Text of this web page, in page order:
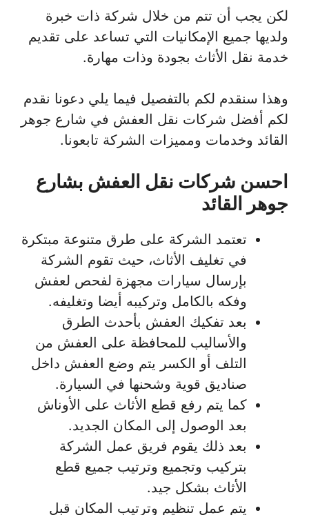
لكن يجب أن تتم من خلال شركة ذات خبرة
ولديها جميع الإمكانيات التي تساعد على تقديم
خدمة نقل الأثاث بجودة وذات مهارة.
وهذا سنقدم لكم بالتفصيل فيما يلي دعونا نقدم
لكم أفضل شركات نقل العفش في شارع جوهر
القائد وخدمات ومميزات الشركة تابعونا.
احسن شركات نقل العفش بشارع
جوهر القائد
تعتمد الشركة على طرق متنوعة مبتكرة
في تغليف الأثاث، حيث تقوم الشركة
بإرسال سيارات مجهزة لفحص لعفش
وفكه بالكامل وتركيبه أيضا وتغليفه.
بعد تفكيك العفش بأحدث الطرق
والأساليب للمحافظة على العفش من
التلف أو الكسر يتم وضع العفش داخل
صناديق قوية وشحنها في السيارة.
كما يتم رفع قطع الأثاث على الأوناش
بعد الوصول إلى المكان الجديد.
بعد ذلك يقوم فريق عمل الشركة
بتركيب وتجميع وترتيب جميع قطع
الأثاث بشكل جيد.
يتم عمل تنظيم وترتيب المكان قبل